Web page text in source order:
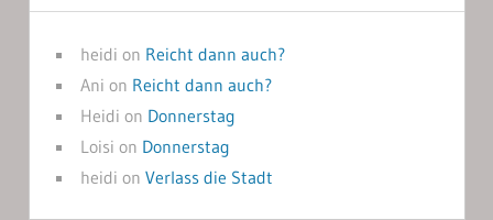
heidi on Reicht dann auch?
Ani on Reicht dann auch?
Heidi on Donnerstag
Loisi on Donnerstag
heidi on Verlass die Stadt